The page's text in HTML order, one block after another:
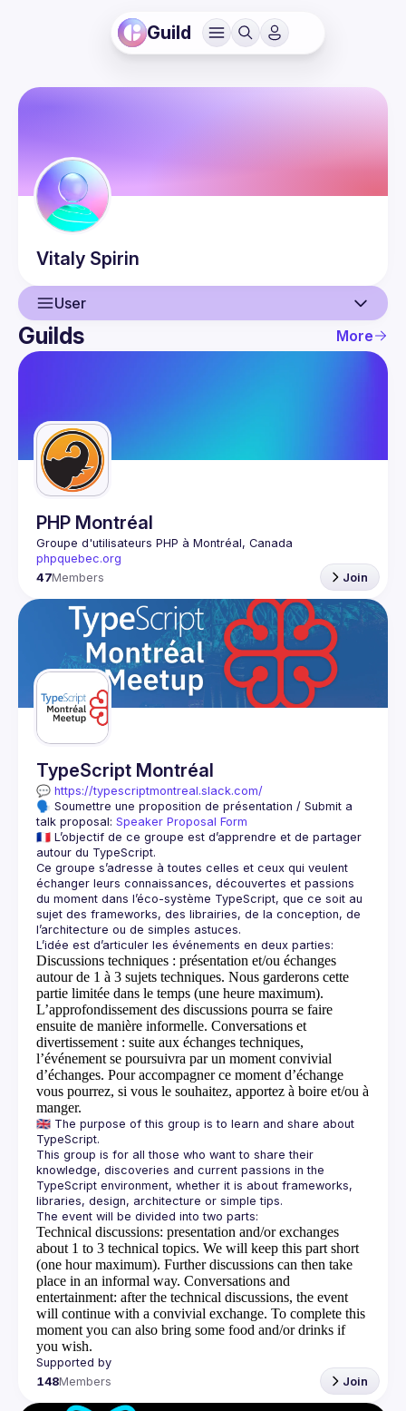
Guild
Vitaly Spirin
User
User
Guilds
Guilds More
PHP Montréal
Groupe d'utilisateurs PHP à Montréal, Canada
phpquebec.org
47Members Join
TypeScript Montréal
💬 https://typescriptmontreal.slack.com/
🗣️ Soumettre une proposition de présentation / Submit a
talk proposal: Speaker Proposal Form
🇫🇷 L’objectif de ce groupe est d’apprendre et de partager
Ce groupe s’adresse à toutes celles et ceux qui veulent
échanger leurs connaissances, découvertes et passions
du moment dans l’éco-système TypeScript, que ce soit au
sujet des frameworks, des librairies, de la conception, de
Discussions techniques : présentation et/ou échanges
autour de 1 à 3 sujets techniques. Nous garderons cette
partie limitée dans le temps (une heure maximum).
L’approfondissement des discussions pourra se faire
ensuite de manière informelle. Conversations et
divertissement : suite aux échanges techniques,
l’événement se poursuivra par un moment convivial
d’échanges. Pour accompagner ce moment d’échange
vous pourrez, si vous le souhaitez, apportez à boire et/ou à
manger.
🇬🇧 The purpose of this group is to learn and share about
This group is for all those who want to share their
knowledge, discoveries and current passions in the
TypeScript environment, whether it is about frameworks,
Technical discussions: presentation and/or exchanges
about 1 to 3 technical topics. We will keep this part short
(one hour maximum). Further discussions can then take
place in an informal way. Conversations and
entertainment: after the technical discussions, the event
will continue with a convivial exchange. To complete this
moment you can also bring some food and/or drinks if
you wish.
148Members Join